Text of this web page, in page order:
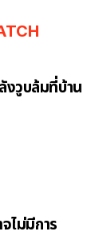
งวูบล้มที่บ้าน
ไม่มีการ